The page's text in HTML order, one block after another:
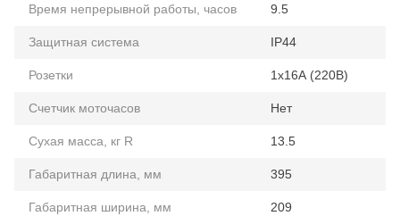
Время непрерывной работы, часов 9.5
Защитная система IP44
Розетки 1x16А (220В)
Счетчик моточасов Нет
Сухая масса, кг R 13.5
Габаритная длина, мм 395
Габаритная ширина, мм 209